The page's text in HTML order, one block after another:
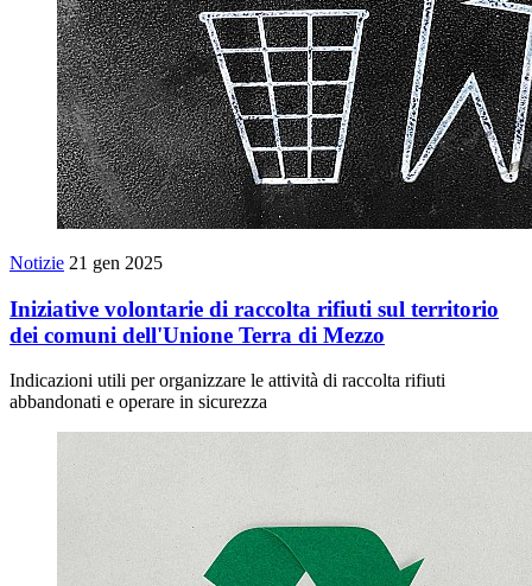
Notizie 21 gen 2025
Iniziative volontarie di raccolta rifiuti sul territorio
dei comuni dell'Unione Terra di Mezzo
Indicazioni utili per organizzare le attività di raccolta rifiuti
abbandonati e operare in sicurezza